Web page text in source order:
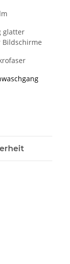
glatter
Bildschirme